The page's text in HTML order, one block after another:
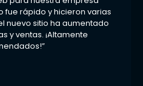
fue rápido y hicieron varias
nuevo sitio ha aumentado
y ventas. ¡Altamente